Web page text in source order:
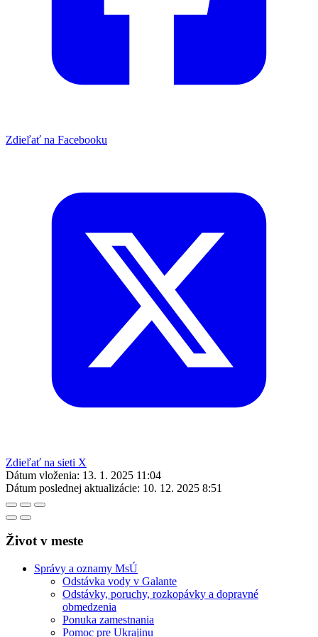
Zdieľať na Facebooku
Zdieľať na sieti X
Dátum vloženia: 13. 1. 2025 11:04
Dátum poslednej aktualizácie: 10. 12. 2025 8:51
Život v meste
Správy a oznamy MsÚ
Odstávka vody v Galante
Odstávky, poruchy, rozkopávky a dopravné
obmedzenia
Ponuka zamestnania
Pomoc pre Ukrajinu